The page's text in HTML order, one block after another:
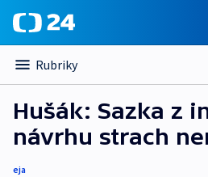
Rubriky
Hušák: Sazka z
návrhu strach
eja